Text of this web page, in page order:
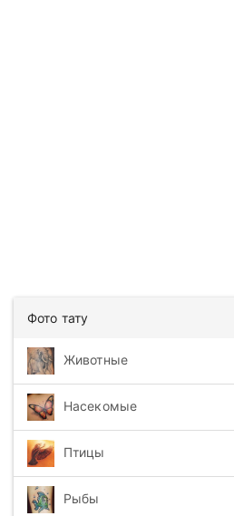
Фото тату
Животные
Насекомые
Птицы
Рыбы